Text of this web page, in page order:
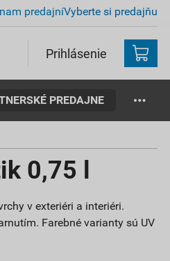
predajníVyberte si predajňu
Prihlásenie
PREDAJNE
0,75 l
v exteriéri a interiéri.
Farebné varianty sú UV